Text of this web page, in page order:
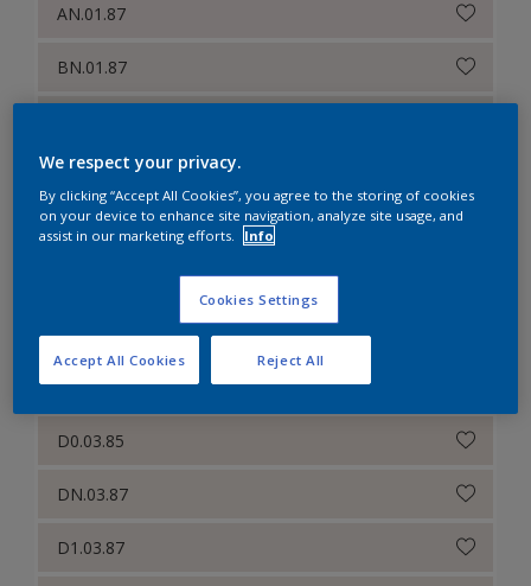
AN.01.87
BN.01.87
CN.00.87
CN.01.85
D0.03.83
ZN.00.87
D0.03.85
DN.03.87
D1.03.87
We respect your privacy.
By clicking “Accept All Cookies”, you agree to the storing of cookies
on your device to enhance site navigation, analyze site usage, and
assist in our marketing efforts.
Info
Cookies Settings
Reject All
Accept All Cookies